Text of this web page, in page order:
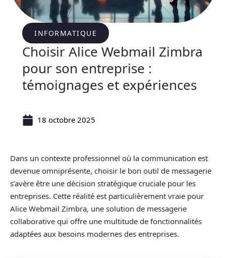
INFORMATIQUE
Choisir Alice Webmail Zimbra
pour son entreprise :
témoignages et expériences
18 octobre 2025
Dans un contexte professionnel où la communication est
devenue omniprésente, choisir le bon outil de messagerie
s’avère être une décision stratégique cruciale pour les
entreprises. Cette réalité est particulièrement vraie pour
Alice Webmail Zimbra, une solution de messagerie
collaborative qui offre une multitude de fonctionnalités
adaptées aux besoins modernes des entreprises.